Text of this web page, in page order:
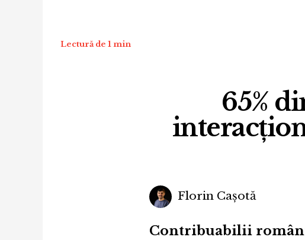
Lectură de 1 min
65%
Florin Cașotă
Contribuabilii români